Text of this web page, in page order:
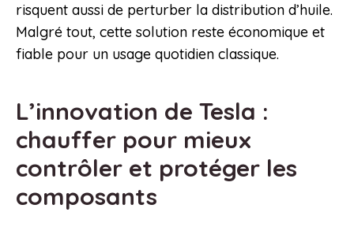
risquent aussi de perturber la distribution d’huile.
Malgré tout, cette solution reste économique et
fiable pour un usage quotidien classique.
L’innovation de Tesla :
chauffer pour mieux
contrôler et protéger les
composants